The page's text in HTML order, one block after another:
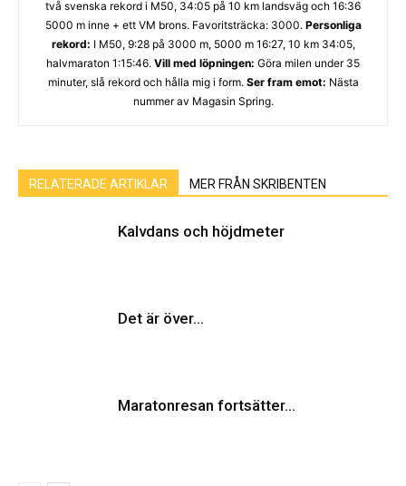
två svenska rekord i M50, 34:05 på 10 km landsväg och 16:36
5000 m inne + ett VM brons. Favoritsträcka: 3000. Personliga
rekord: I M50, 9:28 på 3000 m, 5000 m 16:27, 10 km 34:05,
halvmaraton 1:15:46. Vill med löpningen: Göra milen under 35
minuter, slå rekord och hålla mig i form. Ser fram emot: Nästa
nummer av Magasin Spring.
RELATERADE ARTIKLAR MER FRÅN SKRIBENTEN
Kalvdans och höjdmeter
Det är över…
Maratonresan fortsätter…